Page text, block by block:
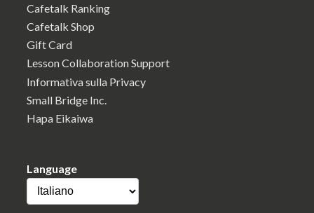
Cafetalk Ranking
Cafetalk Shop
Gift Card
Lesson Collaboration Support
Informativa sulla Privacy
Small Bridge Inc.
Hapa Eikaiwa
Language